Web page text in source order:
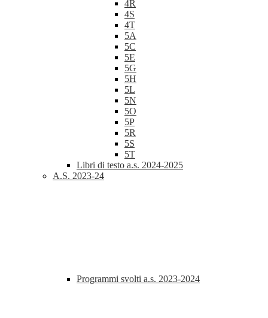
4R
4S
4T
5A
5C
5E
5G
5H
5L
5N
5O
5P
5R
5S
5T
Libri di testo a.s. 2024-2025
A.S. 2023-24
Programmi svolti a.s. 2023-2024